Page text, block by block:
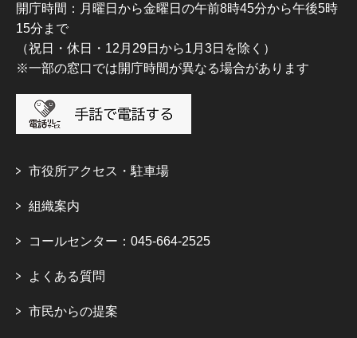
開庁時間：月曜日から金曜日の午前8時45分から午後5時
15分まで
（祝日・休日・12月29日から1月3日を除く）
※一部の窓口では開庁時間が異なる場合があります
市役所アクセス・駐車場
組織案内
コールセンター：045-664-2525
よくある質問
市民からの提案